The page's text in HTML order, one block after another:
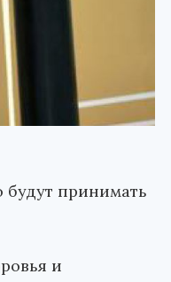
будут принимать
и